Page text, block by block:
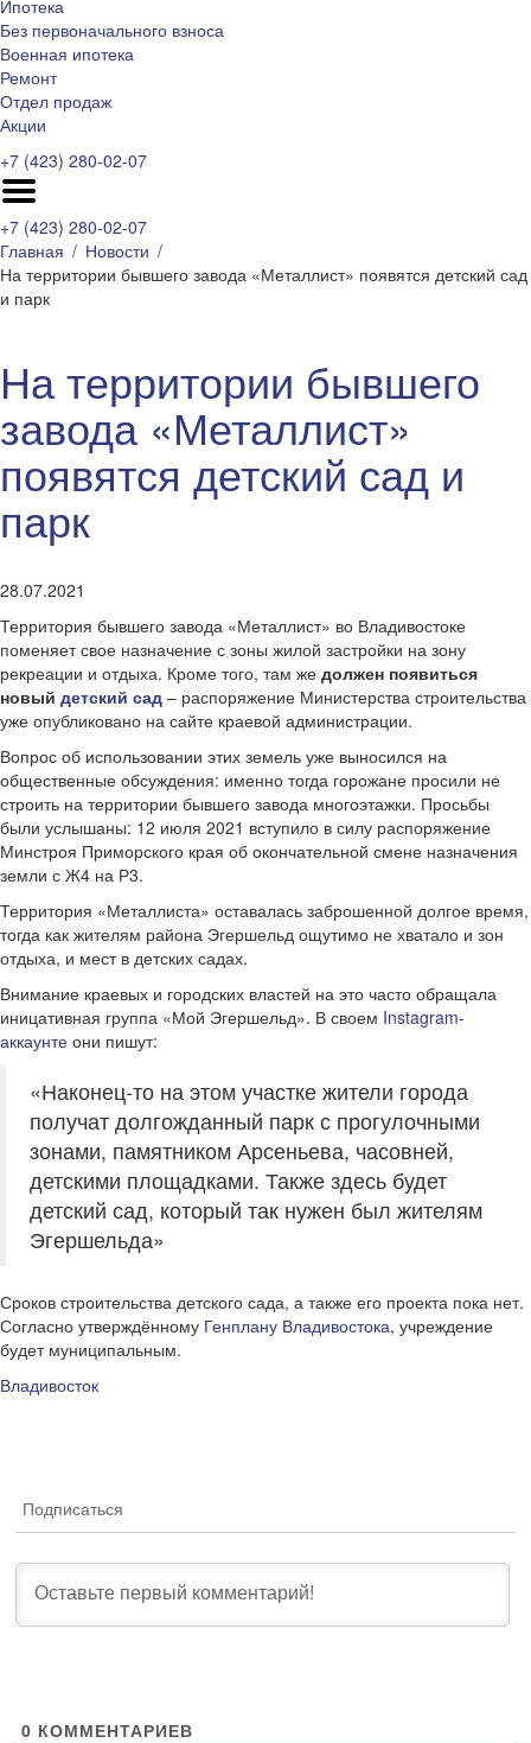
Ипотека
Без первоначального взноса
Военная ипотека
Ремонт
Отдел продаж
Акции
+7 (423) 280-02-07
+7 (423) 280-02-07
Главная
Новости
На территории бывшего завода «Металлист» появятся детский сад
и парк
На территории бывшего
завода «Металлист»
появятся детский сад и
парк
28.07.2021
Территория бывшего завода «Металлист» во Владивостоке
поменяет свое назначение с зоны жилой застройки на зону
рекреации и отдыха. Кроме того, там же должен появиться
новый детский сад – распоряжение Министерства строительства
уже опубликовано на сайте краевой администрации.
Вопрос об использовании этих земель уже выносился на
общественные обсуждения: именно тогда горожане просили не
строить на территории бывшего завода многоэтажки. Просьбы
были услышаны: 12 июля 2021 вступило в силу распоряжение
Минстроя Приморского края об окончательной смене назначения
земли с Ж4 на Р3.
Территория «Металлиста» оставалась заброшенной долгое время,
тогда как жителям района Эгершельд ощутимо не хватало и зон
отдыха, и мест в детских садах.
Внимание краевых и городских властей на это часто обращала
иницативная группа «Мой Эгершельд». В своем Instagram-
аккаунте они пишут:
«Наконец-то на этом участке жители города
получат долгожданный парк с прогулочными
зонами, памятником Арсеньева, часовней,
детскими площадками. Также здесь будет
детский сад, который так нужен был жителям
Эгершельда»
Сроков строительства детского сада, а также его проекта пока нет.
Согласно утверждённому Генплану Владивостока, учреждение
будет муниципальным.
Владивосток
Подписаться
0 КОММЕНТАРИЕВ